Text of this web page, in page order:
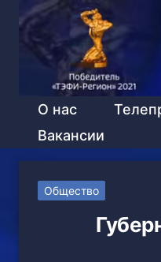
О нас
Вакансии
Общество